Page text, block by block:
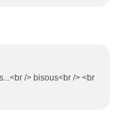
/> bisous<br /> <br